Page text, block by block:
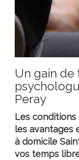
Un gain de
Peray
Les
les avantages
à domicile
vos temps